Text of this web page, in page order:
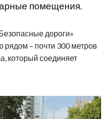
помещения.
дороги»
рядом – почти 300 метров
который соединяет